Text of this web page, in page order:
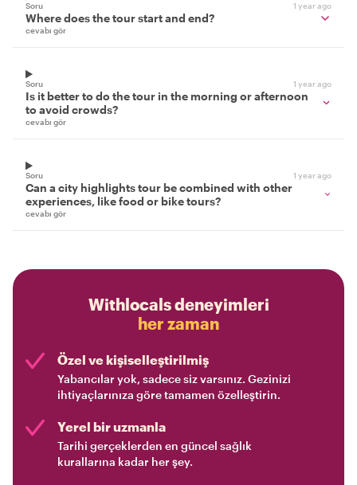
Soru 1 year ago
Where does the tour start and end?
cevabı gör
Soru 1 year ago
Is it better to do the tour in the morning or afternoon
to avoid crowds?
cevabı gör
Soru 1 year ago
Can a city highlights tour be combined with other
experiences, like food or bike tours?
cevabı gör
Withlocals deneyimleri
her zaman
Özel ve kişiselleştirilmiş
Yabancılar yok, sadece siz varsınız. Gezinizi
ihtiyaçlarınıza göre tamamen özelleştirin.
Yerel bir uzmanla
Tarihi gerçeklerden en güncel sağlık
kurallarına kadar her şey.